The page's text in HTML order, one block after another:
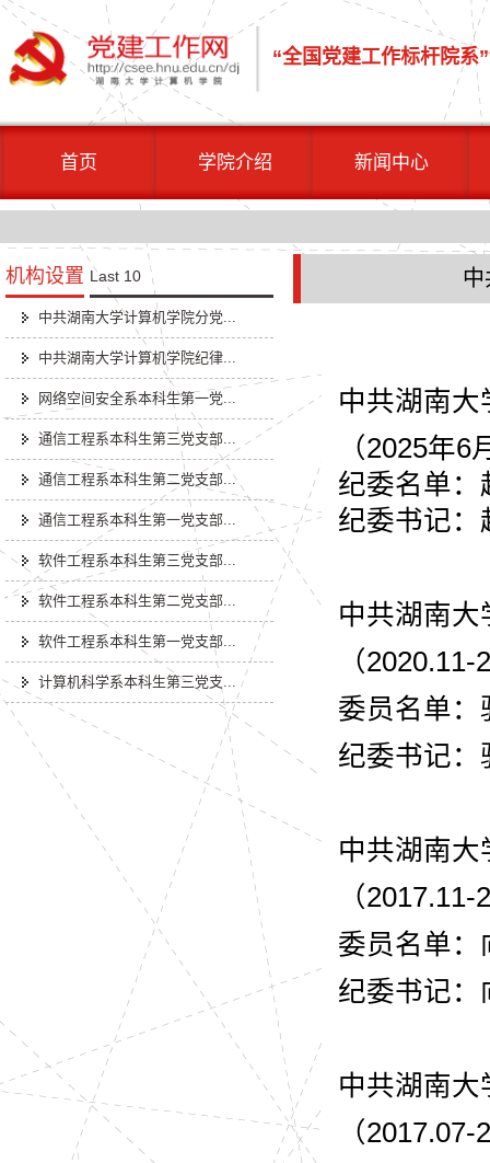
“全国党建工作标杆院系”
首页 学院介绍 新闻中心
机构设置 Last 10
中共湖南大学计算机学院分党...
中共湖南大学计算机学院纪律...
网络空间安全系本科生第一党...
通信工程系本科生第三党支部...
通信工程系本科生第二党支部...
通信工程系本科生第一党支部...
软件工程系本科生第三党支部...
软件工程系本科生第二党支部...
软件工程系本科生第一党支部...
计算机科学系本科生第三党支...
中共湖南
（2025年6
纪委名单：
纪委书记：
中共湖南
（
委员名单：
纪委书记：
中共湖南
（
委员名单：
纪委书记：
中共湖南
（